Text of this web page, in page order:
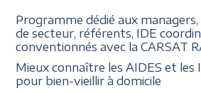
Programme dédié aux
de secteur, référents, IDE
conventionnés avec la CARSAT
Mieux connaître les AIDES et les
pour bien-vieillir à domicile